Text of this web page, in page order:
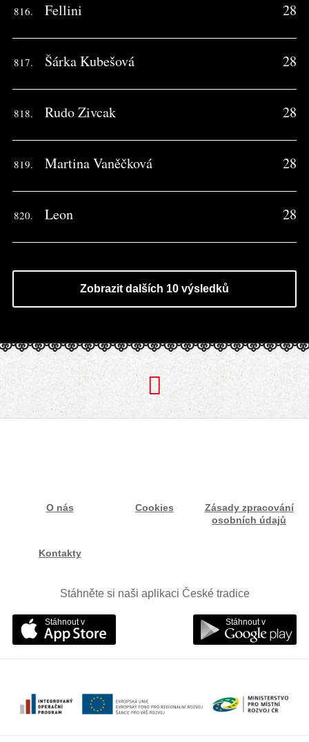
816. Fellini 28
817. Šárka Kubešová 28
818. Rudo Zivcak 28
819. Martina Vaněčková 28
820. Leon 28
Zobrazit dalších 10 výsledků
O nás Cookies
Zásady zpracování
osobních údajů
Kontakty
Stáhněte si naši aplikaci České tradice
Stáhnout v Stáhnout v